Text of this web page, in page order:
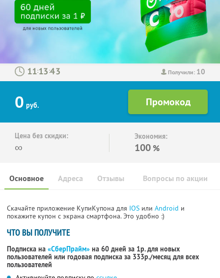
Получили: 10
: :
0 руб.
Цена без скидки:
∞
Экономия:
100 %
Основное Отзывы Вопросы по акции
Адреса
Скачайте приложение КупиКупона для IOS или Android и
покажите купон с экрана смартфона. Это удобно :)
ЧТО ВЫ ПОЛУЧИТЕ
Подписка на «СберПрайм» на 60 дней за 1р. для новых
пользователей или годовая подписка за 333р./месяц для всех
пользователей